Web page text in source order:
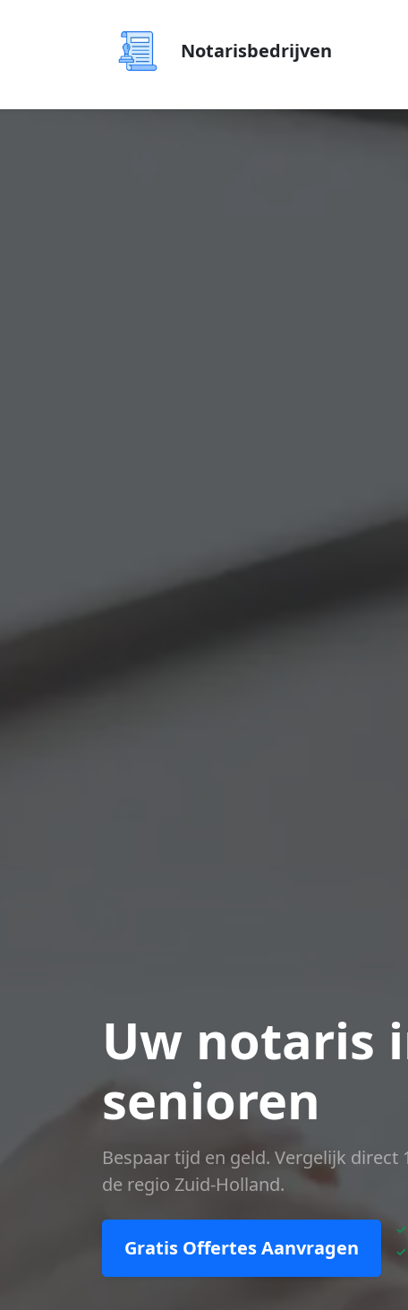
Notarisbedrijven
Uw notaris
senioren
Bespaar tijd en geld. Vergelijk
de regio Zuid-Holland.
Gratis Offertes Aanvragen
✓
✓